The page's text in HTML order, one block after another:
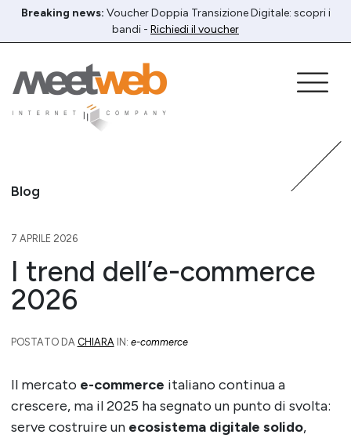
Breaking news: Voucher Doppia Transizione Digitale: scopri i
bandi - Richiedi il voucher
Blog
7 APRILE 2026
I trend dell’e-commerce
2026
POSTATO DA CHIARA IN: e-commerce
Il mercato e-commerce italiano continua a
crescere, ma il 2025 ha segnato un punto di svolta:
serve costruire un ecosistema digitale solido,